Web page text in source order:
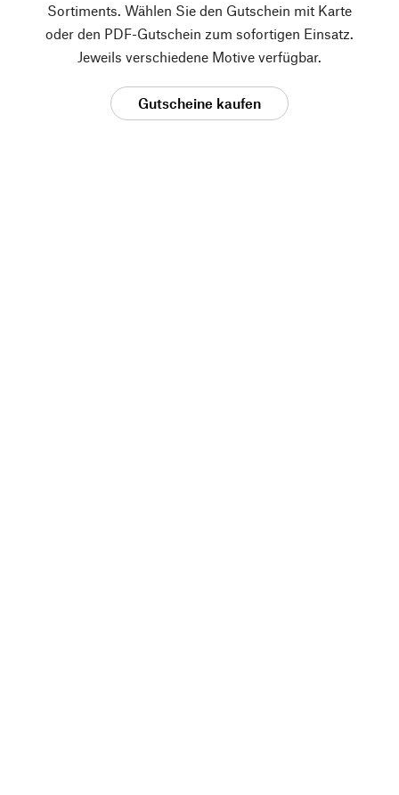
Sortiments. Wählen Sie den Gutschein mit Karte
oder den PDF-Gutschein zum sofortigen Einsatz.
Jeweils verschiedene Motive verfügbar.
Gutscheine kaufen